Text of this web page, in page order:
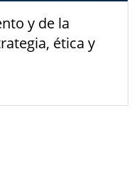
y de la
ética y